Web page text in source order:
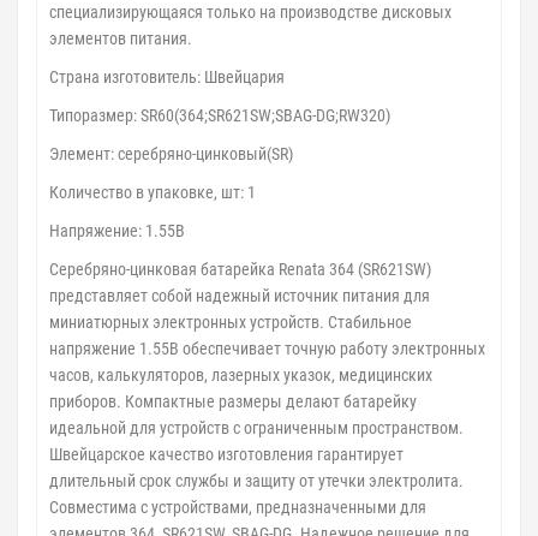
специализирующаяся только на производстве дисковых
элементов питания.
Страна изготовитель: Швейцария
Типоразмер: SR60(364;SR621SW;SBAG-DG;RW320)
Элемент: серебряно-цинковый(SR)
Количество в упаковке, шт: 1
Напряжение: 1.55В
Серебряно-цинковая батарейка Renata 364 (SR621SW)
представляет собой надежный источник питания для
миниатюрных электронных устройств. Стабильное
напряжение 1.55В обеспечивает точную работу электронных
часов, калькуляторов, лазерных указок, медицинских
приборов. Компактные размеры делают батарейку
идеальной для устройств с ограниченным пространством.
Швейцарское качество изготовления гарантирует
длительный срок службы и защиту от утечки электролита.
Совместима с устройствами, предназначенными для